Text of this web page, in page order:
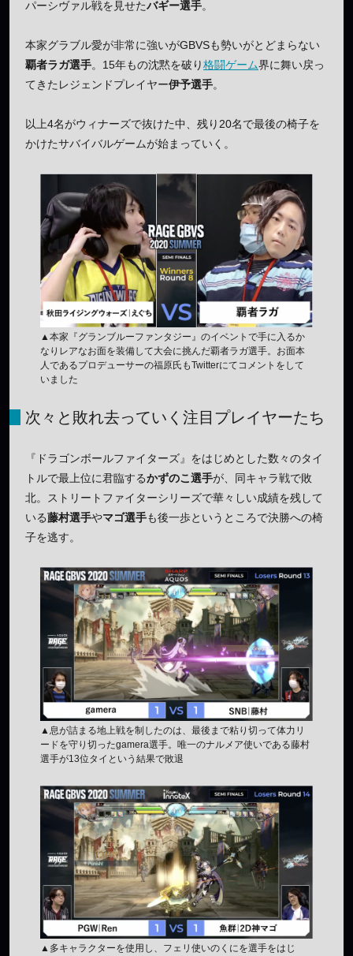
パーシヴァル戦を見せたバギー選手。
本家グラブル愛が非常に強いがGBVSも勢いがとどまらない
覇者ラガ選手。15年もの沈黙を破り格闘ゲーム界に舞い戻っ
てきたレジェンドプレイヤー伊予選手。
以上4名がウィナーズで抜けた中、残り20名で最後の椅子を
かけたサバイバルゲームが始まっていく。
▲本家『グランブルーファンタジー』のイベントで手に入るか
なりレアなお面を装備して大会に挑んだ覇者ラガ選手。お面本
人であるプロデューサーの福原氏もTwitterにてコメントをして
いました
次々と敗れ去っていく注目プレイヤーたち
『ドラゴンボールファイターズ』をはじめとした数々のタイ
トルで最上位に君臨するかずのこ選手が、同キャラ戦で敗
北。ストリートファイターシリーズで華々しい成績を残して
いる藤村選手やマゴ選手も後一歩というところで決勝への椅
子を逃す。
▲息が詰まる地上戦を制したのは、最後まで粘り切って体力リ
ードを守り切ったgamera選手。唯一のナルメア使いである藤村
選手が13位タイという結果で敗退
▲多キャラクターを使用し、フェリ使いのくにを選手をはじ